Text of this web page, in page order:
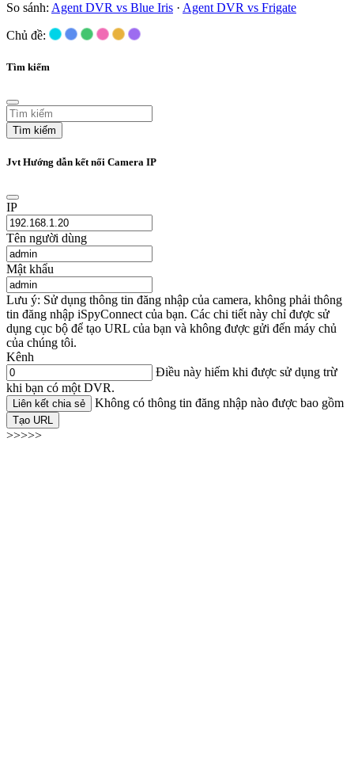
So sánh: Agent DVR vs Blue Iris · Agent DVR vs Frigate
Chủ đề:
Tìm kiếm
Tìm kiếm
Jvt Hướng dẫn kết nối Camera IP
IP
Tên người dùng
Mật khẩu
Lưu ý: Sử dụng thông tin đăng nhập của camera, không phải thông
tin đăng nhập iSpyConnect của bạn. Các chi tiết này chỉ được sử
dụng cục bộ để tạo URL của bạn và không được gửi đến máy chủ
của chúng tôi.
Kênh
Điều này hiếm khi được sử dụng trừ
khi bạn có một DVR.
Liên kết chia sẻ Không có thông tin đăng nhập nào được bao gồm
Tạo URL
>>>>>